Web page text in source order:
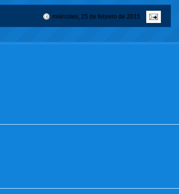
miércoles, 25 de febrero de 2015